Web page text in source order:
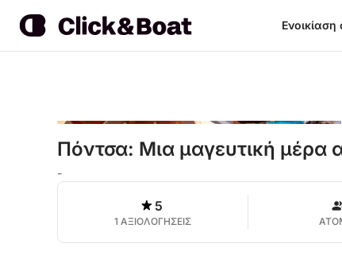
Πόντσα: Μια μαγευτική μέρα
-
5
1 ΑΞΙΟΛΟΓΗΣΕΙΣ